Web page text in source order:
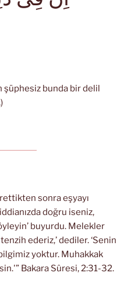
şüphesiz bunda bir delil
sonra eşyayı
doğru iseniz,
buyurdu. Melekler
ederiz,’ dediler. ‘Senin
yoktur. Muhakkak
Bakara Sûresi, 2:31-32.